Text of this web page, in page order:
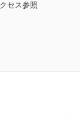
セス参照